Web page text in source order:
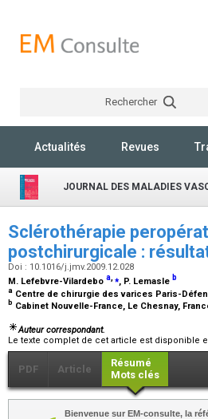
Rechercher
Actualités Revues
JOURNAL DES MALADIES
Sclérothérapie
postchirurgicale :
Doi : 10.1016/j.jmv.2009.12.028
M. Lefebvre-Vilardebo a ⁎, P. Lemasle b
a Centre de chirurgie des varices Paris-
b Cabinet Nouvelle-France, Le Chesnay,
Auteur correspondant.
Le texte complet de cet article est disponible
PDF Article
Résumé
Mots clés
Bienvenue sur EM-consulte, la